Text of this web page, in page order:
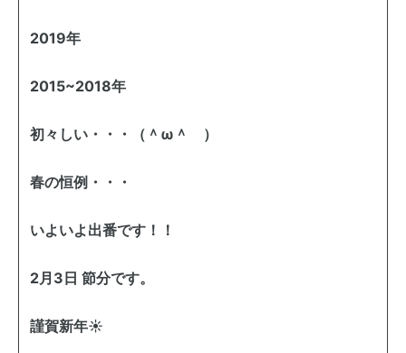
2019年
2015~2018年
初々しい・・・（＾ω＾ ）
春の恒例・・・
いよいよ出番です！！
2月3日 節分です。
謹賀新年☀